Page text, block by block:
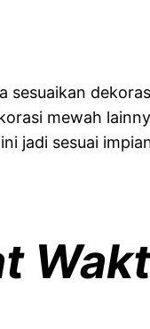
mewah
jadi sesuai